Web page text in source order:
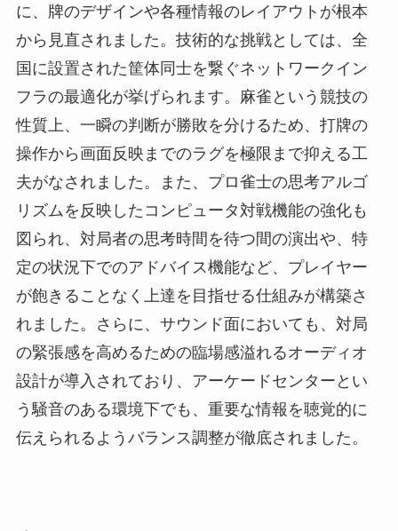
に、牌のデザインや各種情報のレイアウトが根本
から見直されました。技術的な挑戦としては、全
国に設置された筐体同士を繋ぐネットワークイン
フラの最適化が挙げられます。麻雀という競技の
性質上、一瞬の判断が勝敗を分けるため、打牌の
操作から画面反映までのラグを極限まで抑える工
夫がなされました。また、プロ雀士の思考アルゴ
リズムを反映したコンピュータ対戦機能の強化も
図られ、対局者の思考時間を待つ間の演出や、特
定の状況下でのアドバイス機能など、プレイヤー
が飽きることなく上達を目指せる仕組みが構築さ
れました。さらに、サウンド面においても、対局
の緊張感を高めるための臨場感溢れるオーディオ
設計が導入されており、アーケードセンターとい
う騒音のある環境下でも、重要な情報を聴覚的に
伝えられるようバランス調整が徹底されました。